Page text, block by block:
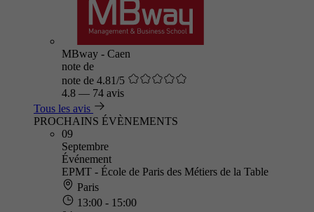
MBway - Caen
note de
note de 4.81/5
4.8 — 74 avis
Tous les avis
PROCHAINS ÉVÈNEMENTS
09
Septembre
Événement
EPMT - École de Paris des Métiers de la Table
Paris
13:00 - 15:00